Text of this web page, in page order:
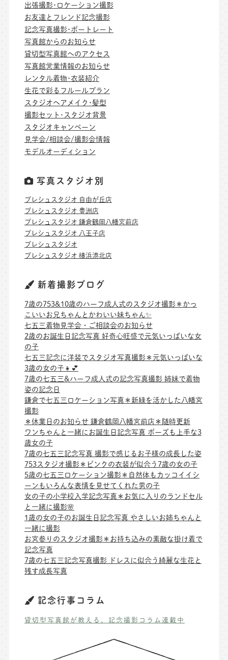
出張撮影･ロケーション撮影
お友達とフレンド記念撮影
記念写真撮影･ポートレート
写真館からのお知らせ
貸切型写真館へのアクセス
写真館営業情報のお知らせ
レンタル着物･衣装紹介
生花で彩るフルールプラン
スタジオヘアメイク･髪型
撮影セット･スタジオ背景
スタジオキャンペーン
見学会/相談会/撮影会情報
モデルオーディション
写真スタジオ別
プレシュスタジオ 自由が丘店
プレシュスタジオ 豊洲店
プレシュスタジオ 鎌倉鶴岡八幡宮前店
プレシュスタジオ 八王子店
プレシュスタジオ
プレシュスタジオ 横浜港北店
新着撮影ブログ
7歳の753&10歳のハーフ成人式のスタジオ撮影＊かっ
こいいお兄ちゃんとかわいい妹ちゃん✨
七五三着物見学会・ご相談会のお知らせ
2歳のお誕生日記念写真 好奇心旺盛で元気いっぱいな女
の子
七五三記念に洋装でスタジオ写真撮影＊元気いっぱいな
3歳の女の子👧💕
7歳の七五三&ハーフ成人式の記念写真撮影 姉妹で着物
姿の記念日
鎌倉で七五三ロケーション写真＊新緑を活かした八幡宮
撮影
＊休業日のお知らせ 鎌倉鶴岡八幡宮前店＊随時更新
ワンちゃんと一緒にお誕生日記念写真 ポーズも上手な3
歳女の子
7歳の七五三記念写真 撮影で感じるお子様の成長した姿
753スタジオ撮影＊ピンクの衣装が似合う7歳の女の子
5歳の七五三ロケーション撮影＊自然体もカッコイイシ
ーンもいろんな表情を見せてくれた男の子
女の子の小学校入学記念写真＊お気に入りのランドセル
と一緒に撮影🌸
1歳の女の子のお誕生日記念写真 やさしいお姉ちゃんと
一緒に撮影
お宮参りのスタジオ撮影＊お持ち込みの素敵な掛け着で
記念写真
7歳の七五三記念写真撮影 ドレスに似合う綺麗な生花と
残す成長写真
記念行事コラム
貸切型写真館が教える、記念撮影コラム連載中